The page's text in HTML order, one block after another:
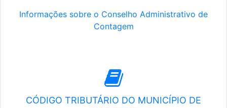
Informações sobre o Conselho Administrativo de
Contagem
CÓDIGO TRIBUTÁRIO DO MUNICÍPIO DE